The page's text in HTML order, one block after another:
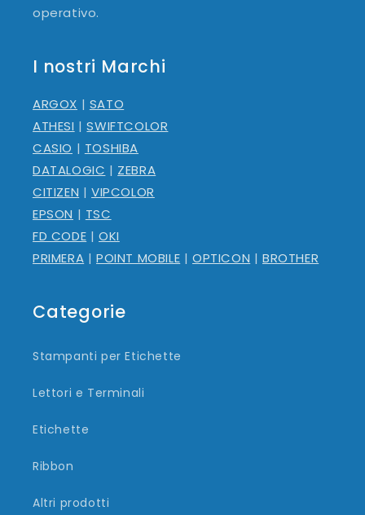
operativo.
I nostri Marchi
ARGOX | SATO
ATHESI |SWIFTCOLOR
CASIO | TOSHIBA
DATALOGIC | ZEBRA
CITIZEN |VIPCOLOR
EPSON | TSC
FD CODE |OKI
PRIMERA |POINT MOBILE |OPTICON |BROTHER
Categorie
Stampanti per Etichette
Lettori e Terminali
Etichette
Ribbon
Altri prodotti